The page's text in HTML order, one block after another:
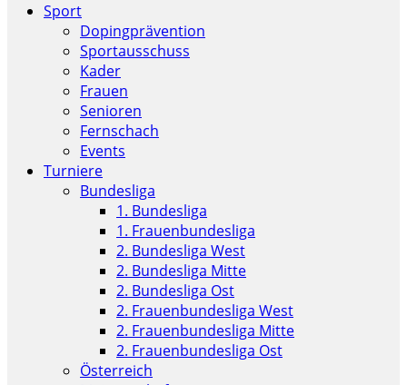
Sport
Dopingprävention
Sportausschuss
Kader
Frauen
Senioren
Fernschach
Events
Turniere
Bundesliga
1. Bundesliga
1. Frauenbundesliga
2. Bundesliga West
2. Bundesliga Mitte
2. Bundesliga Ost
2. Frauenbundesliga West
2. Frauenbundesliga Mitte
2. Frauenbundesliga Ost
Österreich